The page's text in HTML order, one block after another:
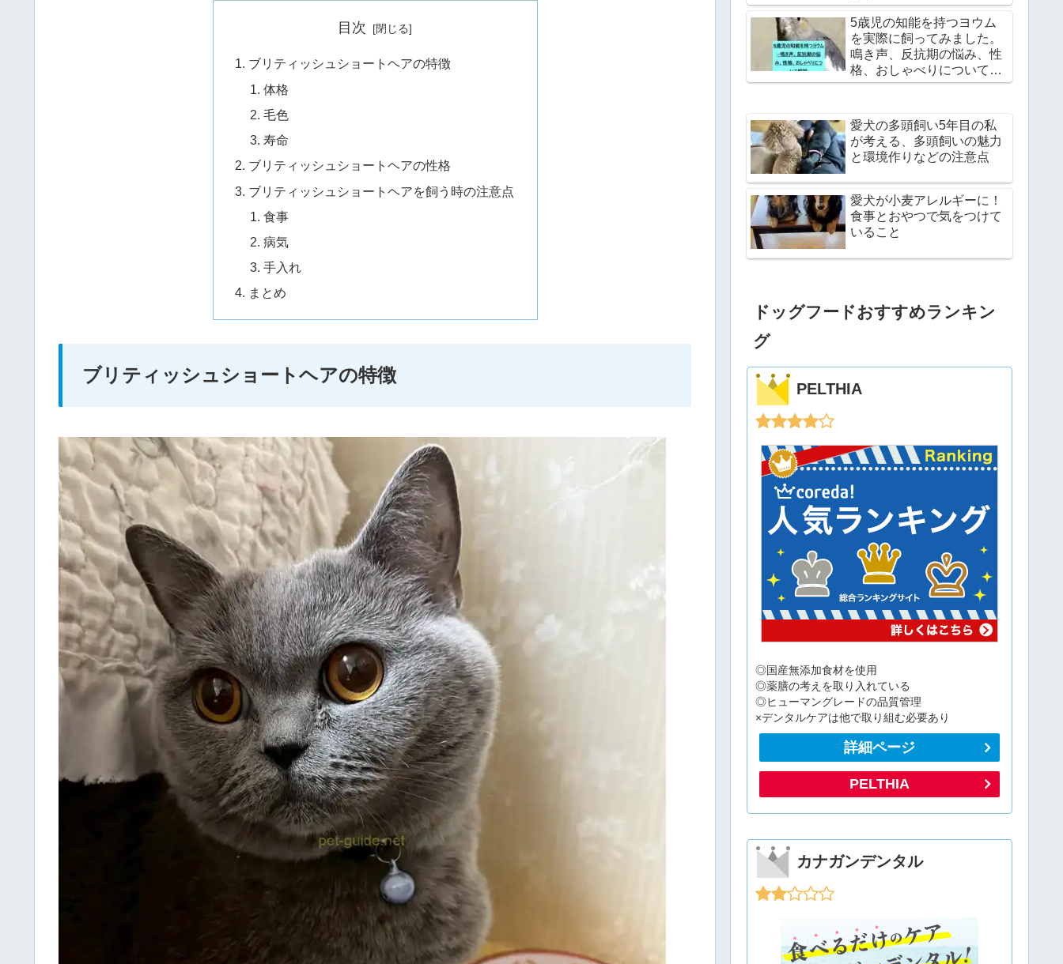
目次
ブリティッシュショートヘアの特徴
体格
毛色
寿命
ブリティッシュショートヘアの性格
ブリティッシュショートヘアを飼う時の注意点
食事
病気
手入れ
まとめ
ブリティッシュショートヘアの特徴
5歳児の知能を持つヨウム
を実際に飼ってみました。
鳴き声、反抗期の悩み、性
格、おしゃべりについて解
説
愛犬の多頭飼い5年目の私
が考える、多頭飼いの魅力
と環境作りなどの注意点
愛犬が小麦アレルギーに！
食事とおやつで気をつけて
いること
ドッグフードおすすめランキン
グ
PELTHIA
◎国産無添加食材を使用
◎薬膳の考えを取り入れている
◎ヒューマングレードの品質管理
×デンタルケアは他で取り組む必要あり
詳細ページ
PELTHIA
カナガンデンタル